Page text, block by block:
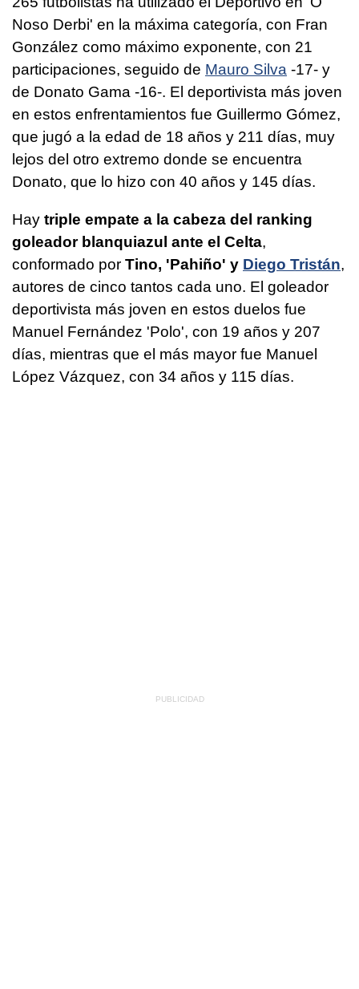
Noso Derbi' en la máxima categoría, con Fran
González como máximo exponente, con 21
participaciones, seguido de Mauro Silva -17- y
de Donato Gama -16-. El deportivista más joven
en estos enfrentamientos fue Guillermo Gómez,
que jugó a la edad de 18 años y 211 días, muy
lejos del otro extremo donde se encuentra
Donato, que lo hizo con 40 años y 145 días.
Hay triple empate a la cabeza del ranking
goleador blanquiazul ante el Celta,
conformado por Tino, 'Pahiño' y Diego Tristán,
autores de cinco tantos cada uno. El goleador
deportivista más joven en estos duelos fue
Manuel Fernández 'Polo', con 19 años y 207
días, mientras que el más mayor fue Manuel
López Vázquez, con 34 años y 115 días.